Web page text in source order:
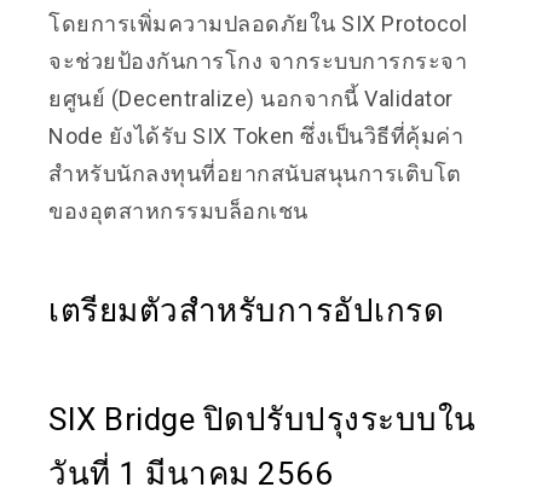
โดยการเพิ่มความปลอดภัยใน SIX Protocol
จะช่วยป้องกันการโกง จากระบบการกระจา
ยศูนย์ (Decentralize) นอกจากนี้ Validator
Node ยังได้รับ SIX Token ซึ่งเป็นวิธีที่คุ้มค่า
สำหรับนักลงทุนที่อยากสนับสนุนการเติบโต
ของอุตสาหกรรมบล็อกเชน
เตรียมตัวสำหรับการอัปเกรด
SIX Bridge ปิดปรับปรุงระบบใน
วันที่ 1 มีนาคม 2566